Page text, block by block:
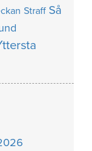
Straff Så